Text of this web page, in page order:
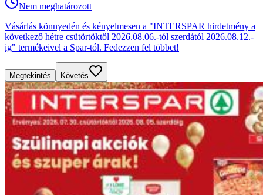
Nem meghatározott
Vásárlás könnyedén és kényelmesen a "INTERSPAR hirdetmény a
következő hétre csütörtöktől 2026.08.06.-tól szerdától 2026.08.12.-
ig" termékeivel a Spar-tól. Fedezzen fel többet!
Megtekintés Követés